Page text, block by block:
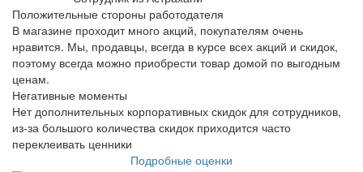
Положительные стороны работодателя
В магазине проходит много акций, покупателям очень
нравится. Мы, продавцы, всегда в курсе всех акций и скидок,
поэтому всегда можно приобрести товар домой по выгодным
ценам.
Негативные моменты
Нет дополнительных корпоративных скидок для сотрудников,
из-за большого количества скидок приходится часто
переклеивать ценники
Подробные оценки